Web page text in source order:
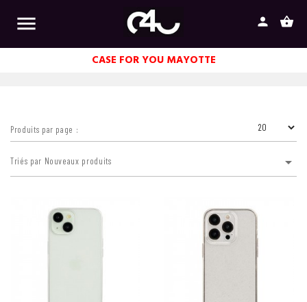
 shopping_basket
person
CASE FOR YOU MAYOTTE
Produits par page :
Triés par Nouveaux produits 